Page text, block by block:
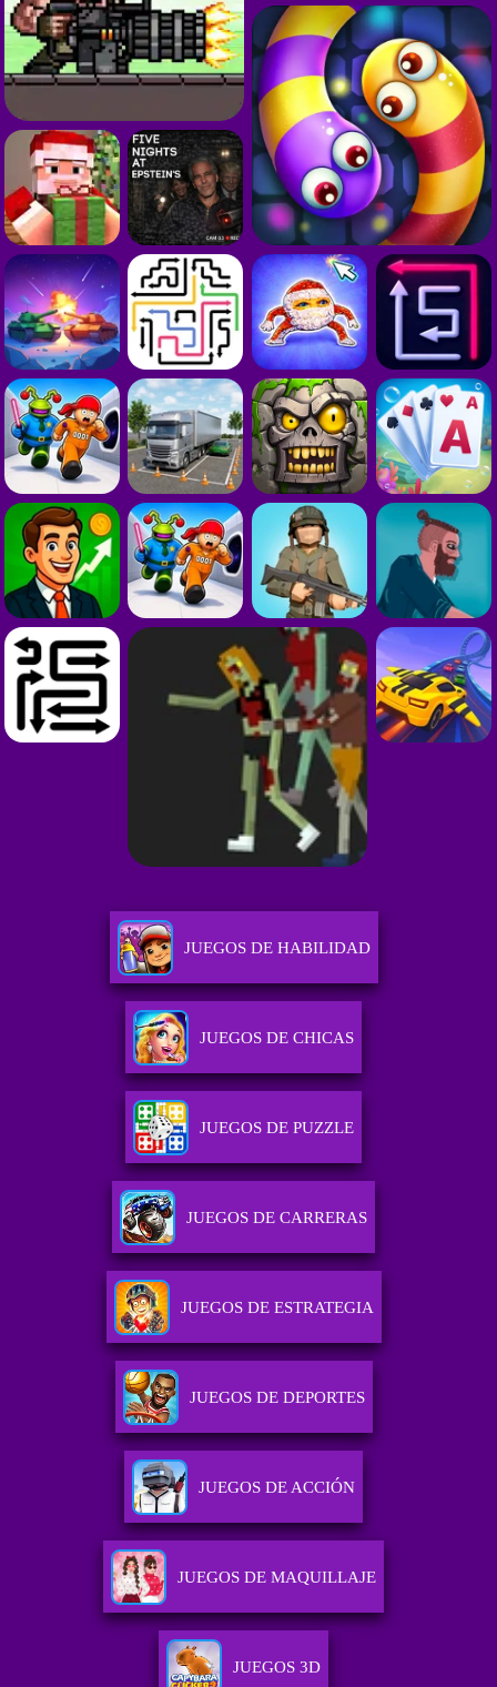
JUEGOS DE HABILIDAD
JUEGOS DE CHICAS
JUEGOS DE PUZZLE
JUEGOS DE CARRERAS
JUEGOS DE ESTRATEGIA
JUEGOS DE DEPORTES
JUEGOS DE ACCIÓN
JUEGOS DE MAQUILLAJE
JUEGOS 3D